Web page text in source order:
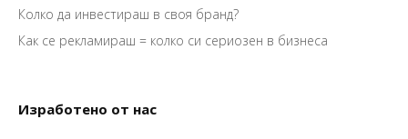
Колко да инвестираш в своя бранд?
Как се рекламираш = колко си сериозен в бизнеса
Изработено от нас